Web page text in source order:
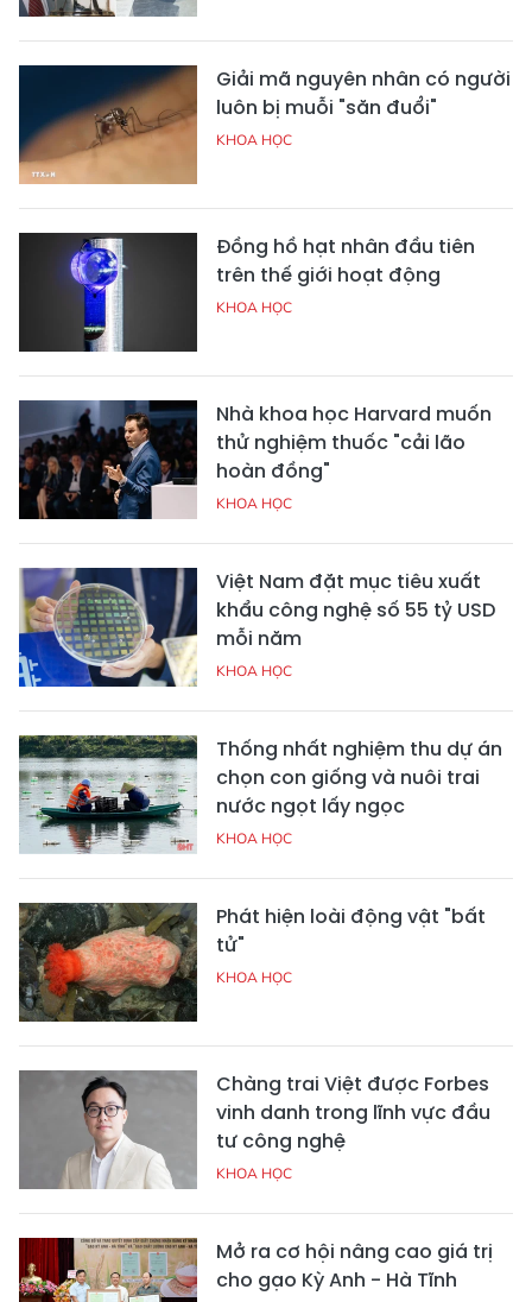
Giải mã nguyên nhân có người
luôn bị muỗi "săn đuổi"
KHOA HỌC
Đồng hồ hạt nhân đầu tiên
trên thế giới hoạt động
KHOA HỌC
Nhà khoa học Harvard muốn
thử nghiệm thuốc "cải lão
hoàn đồng"
KHOA HỌC
Việt Nam đặt mục tiêu xuất
khẩu công nghệ số 55 tỷ USD
mỗi năm
KHOA HỌC
Thống nhất nghiệm thu dự án
chọn con giống và nuôi trai
nước ngọt lấy ngọc
KHOA HỌC
Phát hiện loài động vật "bất
tử"
KHOA HỌC
Chàng trai Việt được Forbes
vinh danh trong lĩnh vực đầu
tư công nghệ
KHOA HỌC
Mở ra cơ hội nâng cao giá trị
cho gạo Kỳ Anh - Hà Tĩnh